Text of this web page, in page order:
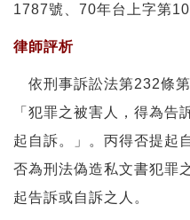
1787號、70年台上字第
律師評析
依刑事訴訟法第232條
「犯罪之被害人，得為告
起自訴。」。丙得否提起
否為刑法偽造私文書犯罪
起告訴或自訴之人。